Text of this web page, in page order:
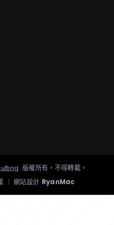
.版權所有，不得轉載。
| 網站設計 RyanMac